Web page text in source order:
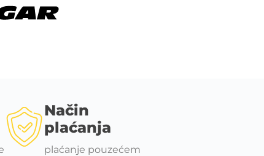
Način
plaćanja
plaćanje pouzećem